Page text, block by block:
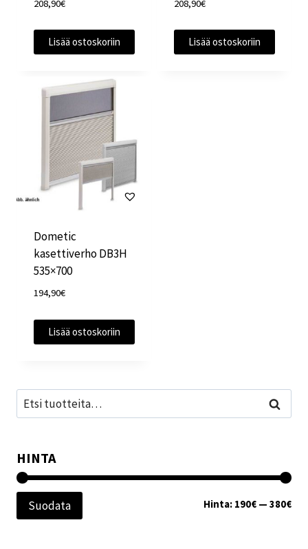
208,90€
Lisää ostoskoriin
208,90€
Lisää ostoskoriin
Dometic
kasettiverho DB3H
535×700
194,90€
Lisää ostoskoriin
Etsi: Haku
HINTA
Suodata Hinta: 190€ — 380€